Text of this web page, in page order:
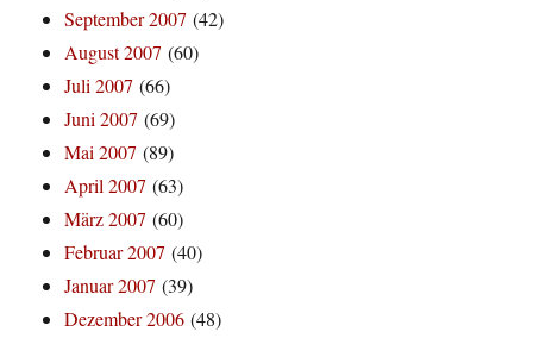
September 2007 (42)
August 2007 (60)
Juli 2007 (66)
Juni 2007 (69)
Mai 2007 (89)
April 2007 (63)
März 2007 (60)
Februar 2007 (40)
Januar 2007 (39)
Dezember 2006 (48)